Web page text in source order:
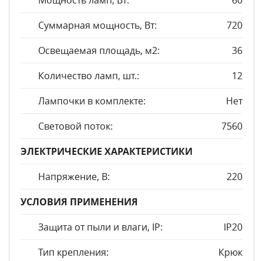
Суммарная мощность, Вт:
720
Освещаемая площадь, м2:
36
Количество ламп, шт.:
12
Лампочки в комплекте:
Нет
Световой поток:
7560
ЭЛЕКТРИЧЕСКИЕ ХАРАКТЕРИСТИКИ
Напряжение, В:
220
УСЛОВИЯ ПРИМЕНЕНИЯ
Защита от пыли и влаги, IP:
IP20
Тип крепления:
Крюк